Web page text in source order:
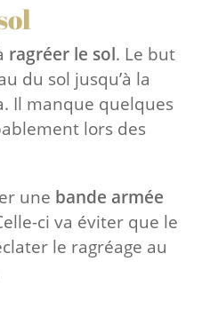
ragréer le sol. Le but
du sol jusqu’à la
Il manque quelques
lors des
une bande armée
ci va éviter que le
le ragréage au